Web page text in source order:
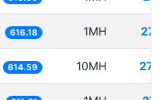
616.18 1MH
614.59 10MH